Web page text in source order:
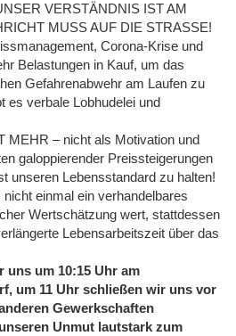
VERSTÄNDNIS IST AM
MUSS AUF DIE STRASSE!
Corona-Krise und
Belastungen in Kauf, um das
Gefahrenabwehr am Laufen zu
es verbale Lobhudelei und
MEHR – nicht als Motivation und
galoppierender Preissteigerungen
unseren Lebensstandard zu halten!
einmal ein verhandelbares
Wertschätzung wert, stattdessen
Lebensarbeitszeit über das
uns um 10:15 Uhr am
um 11 Uhr schließen wir uns vor
Gewerkschaften
Unmut lautstark zum